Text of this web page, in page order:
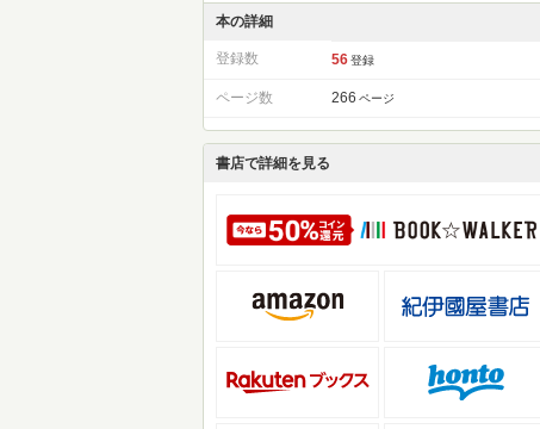
本の詳細
登録数 56 登録
ページ数 266 ページ
書店で詳細を見る